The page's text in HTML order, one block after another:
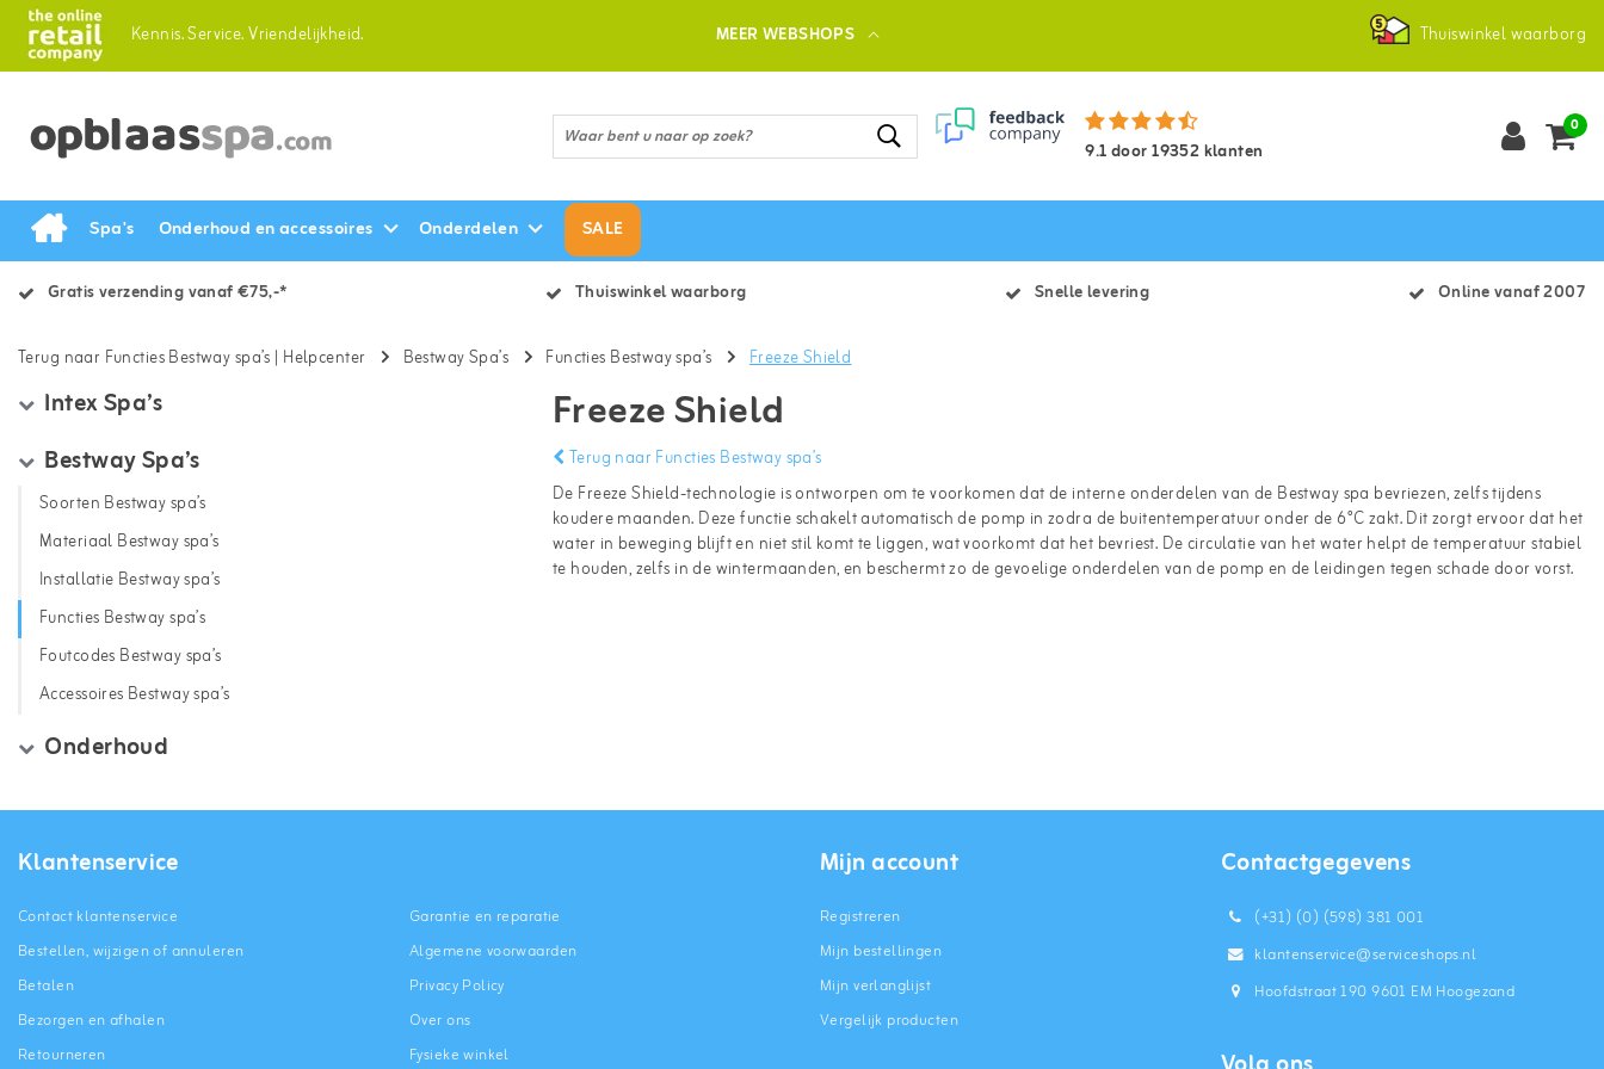
Kennis.Service.Vriendelijkheid. MEER WEBSHOPS Thuiswinkel waarborg
9.1door19352klanten
0
Spa's Onderhoud en accessoires Onderdelen SALE
Gratis verzending vanaf €75,-* Thuiswinkel waarborg Snelle levering Online vanaf 2007
Terug naar Functies Bestway spa’s | Helpcenter Bestway Spa’s Functies Bestway spa’s Freeze Shield
Intex Spa’s
Bestway Spa’s
Soorten Bestway spa’s
Materiaal Bestway spa’s
Installatie Bestway spa’s
Functies Bestway spa’s
Foutcodes Bestway spa’s
Accessoires Bestway spa’s
Onderhoud
Freeze Shield
Terug naar Functies Bestway spa’s
De Freeze Shield-technologie is ontworpen om te voorkomen dat de interne onderdelen van de Bestway spa bevriezen, zelfs tijdens
koudere maanden. Deze functie schakelt automatisch de pomp in zodra de buitentemperatuur onder de 6°C zakt. Dit zorgt ervoor dat het
water in beweging blijft en niet stil komt te liggen, wat voorkomt dat het bevriest. De circulatie van het water helpt de temperatuur stabiel
te houden, zelfs in de wintermaanden, en beschermt zo de gevoelige onderdelen van de pomp en de leidingen tegen schade door vorst.
Klantenservice
Contact klantenservice
Bestellen, wijzigen of annuleren
Betalen
Bezorgen en afhalen
Retourneren
Garantie en reparatie
Algemene voorwaarden
Privacy Policy
Over ons
Fysieke winkel
Mijn account
Registreren
Mijn bestellingen
Mijn verlanglijst
Vergelijk producten
Contactgegevens
(+31) (0) (598) 381 001
klantenservice@serviceshops.nl
Hoofdstraat 190 9601 EM Hoogezand